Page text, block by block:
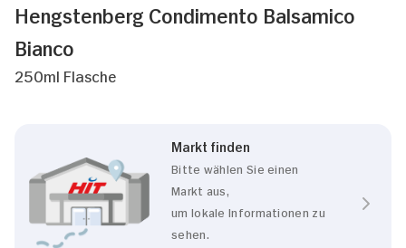
Hengstenberg Condimento Balsamico
Bianco
250ml Flasche
Markt finden
Bitte wählen Sie einen
Markt aus,
um lokale Informationen zu
sehen.